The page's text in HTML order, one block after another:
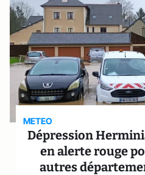
METEO
Dépression
en alerte rouge
autres